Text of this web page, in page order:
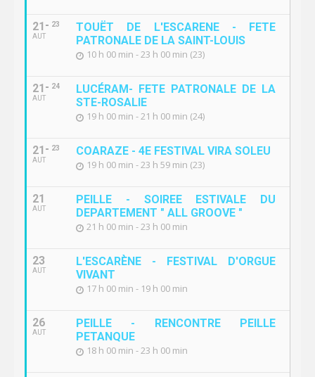
21
AUT
23
TOUËT DE L'ESCARENE - FETE
PATRONALE DE LA SAINT-LOUIS
10 h 00 min - 23 h 00 min (23)
21
AUT
24
LUCÉRAM- FETE PATRONALE DE LA
STE-ROSALIE
19 h 00 min - 21 h 00 min (24)
21
AUT
23 COARAZE - 4E FESTIVAL VIRA SOLEU
19 h 00 min - 23 h 59 min (23)
21
AUT
PEILLE - SOIREE ESTIVALE DU
DEPARTEMENT " ALL GROOVE "
21 h 00 min - 23 h 00 min
23
AUT
L'ESCARÈNE - FESTIVAL D'ORGUE
VIVANT
17 h 00 min - 19 h 00 min
26
AUT
PEILLE - RENCONTRE PEILLE
PETANQUE
18 h 00 min - 23 h 00 min